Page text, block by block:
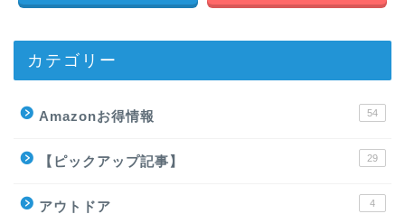
カテゴリー
Amazonお得情報 54
【ピックアップ記事】 29
アウトドア 4